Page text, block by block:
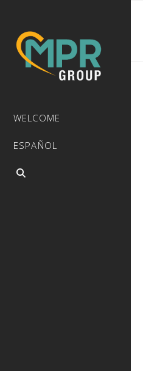
WELCOME
ESPAÑOL